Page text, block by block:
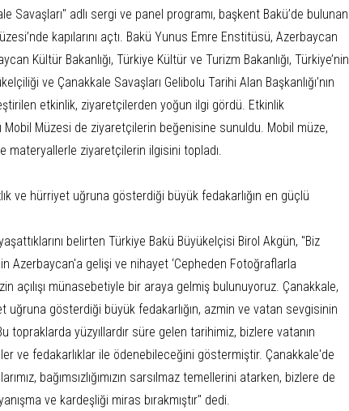
Savaşları" adlı sergi ve panel programı, başkent Bakü’de bulunan
kapılarını açtı. Bakü Yunus Emre Enstitüsü, Azerbaycan
Kültür Bakanlığı, Türkiye Kültür ve Turizm Bakanlığı, Türkiye’nin
ve Çanakkale Savaşları Gelibolu Tarihi Alan Başkanlığı’nın
etkinlik, ziyaretçilerden yoğun ilgi gördü. Etkinlik
Mobil Müzesi de ziyaretçilerin beğenisine sunuldu. Mobil müze,
materyallerle ziyaretçilerin ilgisini topladı.
ve hürriyet uğruna gösterdiği büyük fedakarlığın en güçlü
belirten Türkiye Bakü Büyükelçisi Birol Akgün, "Biz
Azerbaycan'a gelişi ve nihayet ‘Cepheden Fotoğraflarla
açılışı münasebetiyle bir araya gelmiş bulunuyoruz. Çanakkale,
uğruna gösterdiği büyük fedakarlığın, azmin ve vatan sevgisinin
topraklarda yüzyıllardır süre gelen tarihimiz, bizlere vatanın
ve fedakarlıklar ile ödenebileceğini göstermiştir. Çanakkale'de
bağımsızlığımızın sarsılmaz temellerini atarken, bizlere de
ve kardeşliği miras bırakmıştır" dedi.